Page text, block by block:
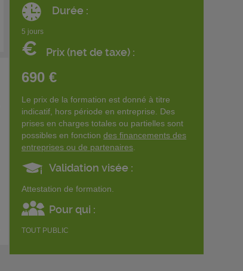
Durée :
5 jours
€ Prix (net de taxe) :
690 €
Le prix de la formation est donné à titre
indicatif, hors période en entreprise. Des
prises en charges totales ou partielles sont
possibles en fonction des financements des
entreprises ou de partenaires
Validation visée :
Attestation de formation.
Pour qui :
TOUT PUBLIC